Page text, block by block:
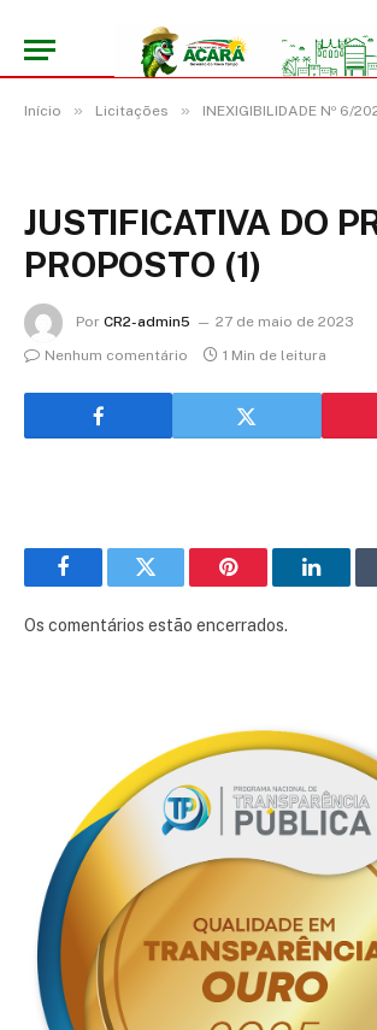
Início » Licitações » INEXIGIBILIDADE Nº 6/2022-00005 (CONTRATAÇÃO DE SHOW ARTÍSTICO DA BANDA TRILOGIA “LUCINHA BASTOS, NILSON CHAVES E
JUSTIFICATIVA DO
PROPOSTO (1)
Por CR2-admin5
27 de maio de 2023
Nenhum comentário
1 Min de leitura
FacebookTwitter Pinterest
Os comentários estão encerrados.